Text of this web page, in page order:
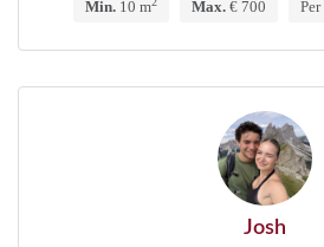
Min.10 m Max.€ 700
Josh